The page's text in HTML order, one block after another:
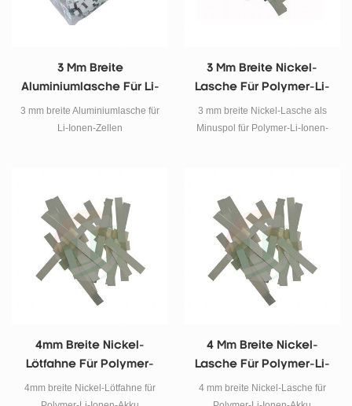
3 Mm Breite
Aluminiumlasche Für Li-
Ionen-Zellen
3 mm breite Aluminiumlasche für
Li-Ionen-Zellen
3 Mm Breite Nickel-
Lasche Für Polymer-Li-
Ionen-Akku
3 mm breite Nickel-Lasche als
Minuspol für Polymer-Li-Ionen-
Anwendung An den
Anodenstromkollektor als
Minuspol der Polymerbatterie
anschließen Nettogewicht 128
mg / Stk max. Ladestrom 3a
Email :
tob.amy@tobmachine.com
181 2071 5609
4mm Breite Nickel-
Lötfahne Für Polymer-
Li-Ionen-Akku
4mm breite Nickel-Lötfahne für
4 Mm Breite Nickel-
Lasche Für Polymer-Li-
Ionen-Akku
4 mm breite Nickel-Lasche für